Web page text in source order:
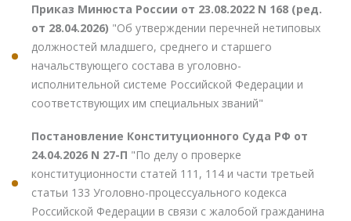
Приказ Минюста России от 23.08.2022 N 168 (ред.
от 28.04.2026) "Об утверждении перечней нетиповых
должностей младшего, среднего и старшего
начальствующего состава в уголовно-
исполнительной системе Российской Федерации и
соответствующих им специальных званий"
Постановление Конституционного Суда РФ от
24.04.2026 N 27-П "По делу о проверке
конституционности статей 111, 114 и части третьей
статьи 133 Уголовно-процессуального кодекса
Российской Федерации в связи с жалобой гражданина